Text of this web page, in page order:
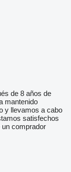
de 8 años de
mantenido
y llevamos a cabo
satisfechos
comprador